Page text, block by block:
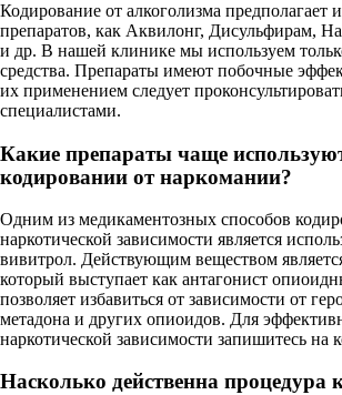
Кодирование от алкоголизма предполагает
препаратов, как Аквилонг, Дисульфирам,
и др. В нашей клинике мы используем
средства. Препараты имеют побочные
их применением следует
специалистами.
Какие препараты чаще
кодировании от наркомании?
Одним из медикаментозных способов
наркотической зависимости является
вивитрол. Действующим веществом
который выступает как антагонист
позволяет избавиться от зависимости от
метадона и других опиоидов. Для
наркотической зависимости запишитесь на
Насколько действенна процедура